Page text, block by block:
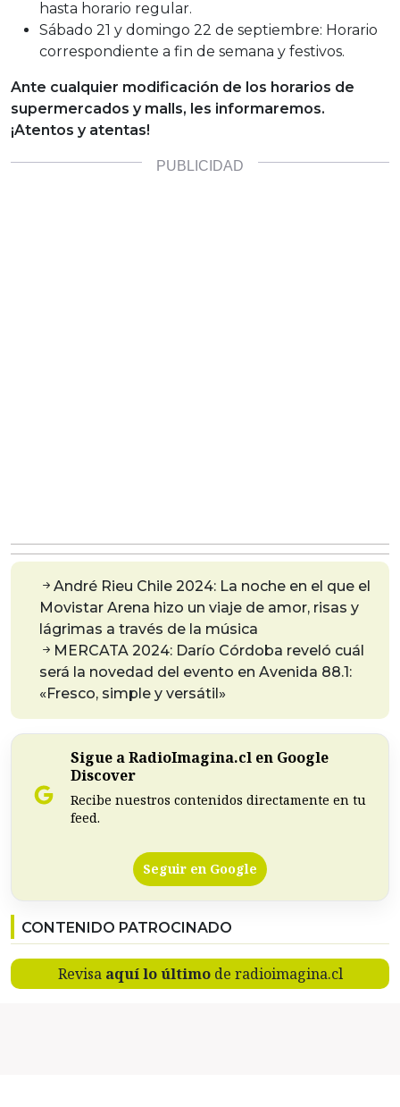
hasta horario regular.
Sábado 21 y domingo 22 de septiembre: Horario
correspondiente a fin de semana y festivos.
Ante cualquier modificación de los horarios de
supermercados y malls, les informaremos.
¡Atentos y atentas!
André Rieu Chile 2024: La noche en el que el
Movistar Arena hizo un viaje de amor, risas y
lágrimas a través de la música
MERCATA 2024: Darío Córdoba reveló cuál
será la novedad del evento en Avenida 88.1:
«Fresco, simple y versátil»
Sigue a RadioImagina.cl en Google
Discover
Recibe nuestros contenidos directamente en tu
feed.
Seguir en Google
CONTENIDO PATROCINADO
Revisa aquí lo últimode radioimagina.cl